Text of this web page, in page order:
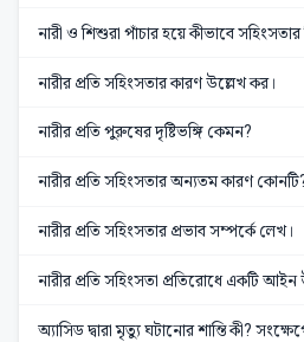
নারী ও শিশুরা পাঁচার হয়ে কীভাবে সহিংসতার
নারীর প্রতি সহিংসতার কারণ উল্লেখ কর।
নারীর প্রতি পুরুষের দৃষ্টিভঙ্গি কেমন?
নারীর প্রতি সহিংসতার অন্যতম কারণ
নারীর প্রতি সহিংসতার প্রভাব সম্পর্কে লেখ।
নারীর প্রতি সহিংসতা প্রতিরোধে একটি আইন
অ্যাসিড দ্বারা মৃত্যু ঘটানোর শান্তি কী?